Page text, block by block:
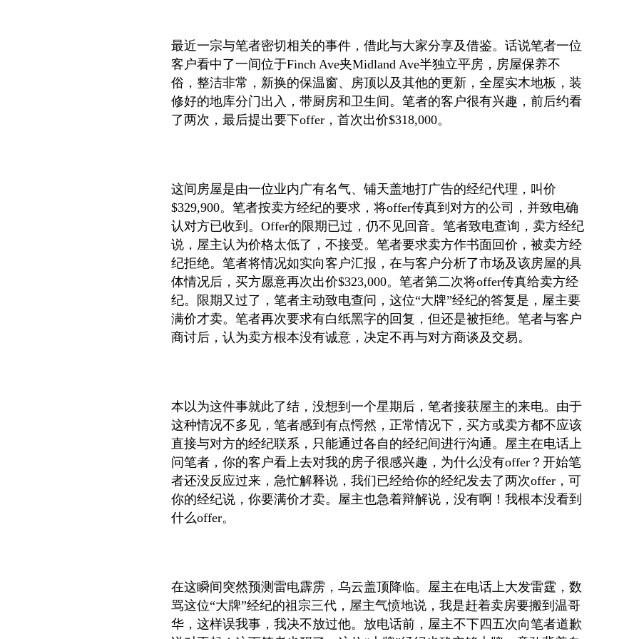
最近一宗与笔者密切相关的事件，借此与大家分享及借鉴。话说笔者一位
客户看中了一间位于Finch Ave夹Midland Ave半独立平房，房屋保养不
俗，整洁非常，新换的保温窗、房顶以及其他的更新，全屋实木地板，装
修好的地库分门出入，带厨房和卫生间。笔者的客户很有兴趣，前后约看
了两次，最后提出要下offer，首次出价$318,000。
这间房屋是由一位业内广有名气、铺天盖地打广告的经纪代理，叫价
$329,900。笔者按卖方经纪的要求，将offer传真到对方的公司，并致电确
认对方已收到。 Offer的限期已过，仍不见回音。笔者致电查询，卖方经纪
说，屋主认为价格太低了，不接受。笔者要求卖方作书面回价，被卖方经
纪拒绝。笔者将情况如实向客户汇报，在与客户分析了市场及该房屋的具
体情况后，买方愿意再次出价$323,000。笔者第二次将offer传真给卖方经
纪。限期又过了，笔者主动致电查问，这位“大牌”经纪的答复是，屋主要
满价才卖。笔者再次要求有白纸黑字的回复，但还是被拒绝。笔者与客户
商讨后，认为卖方根本没有诚意，决定不再与对方商谈及交易。
本以为这件事就此了结，没想到一个星期后，笔者接获屋主的来电。由于
这种情况不多见，笔者感到有点愕然，正常情况下，买方或卖方都不应该
直接与对方的经纪联系，只能通过各自的经纪间进行沟通。屋主在电话上
问笔者，你的客户看上去对我的房子很感兴趣，为什么没有offer？开始笔
者还没反应过来，急忙解释说，我们已经给你的经纪发去了两次offer，可
你的经纪说，你要满价才卖。屋主也急着辩解说，没有啊！我根本没看到
什么offer。
在这瞬间突然预测雷电霹雳，乌云盖顶降临。屋主在电话上大发雷霆，数
骂这位“大牌”经纪的祖宗三代，屋主气愤地说，我是赶着卖房要搬到温哥
华，这样误我事，我决不放过他。放电话前，屋主不下四五次向笔者道歉